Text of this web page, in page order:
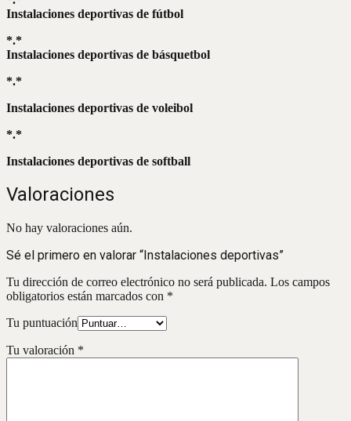
Instalaciones deportivas de fútbol
*.*
Instalaciones deportivas de básquetbol
*.*
Instalaciones deportivas de voleibol
*.*
Instalaciones deportivas de softball
Valoraciones
No hay valoraciones aún.
Sé el primero en valorar “Instalaciones deportivas”
Tu dirección de correo electrónico no será publicada. Los campos
obligatorios están marcados con *
Tu puntuación
Tu valoración *